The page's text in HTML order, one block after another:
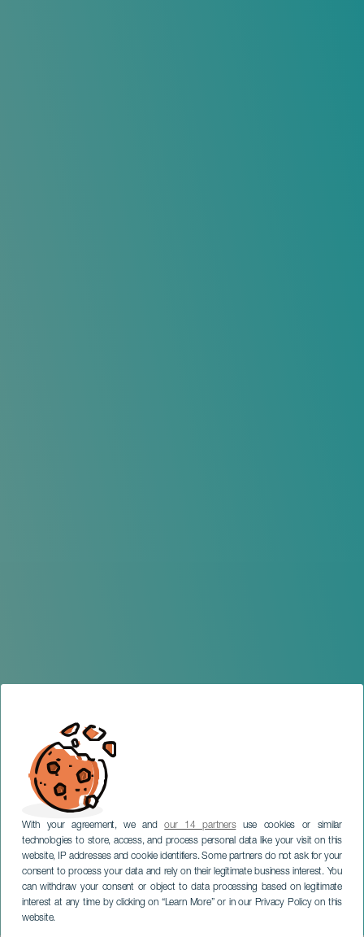
With your agreement, we andour 14 partnersuse cookies or similar
technologies to store, access, and process personal data like your visit on this
website, IP addresses and cookie identifiers. Some partners do not ask for your
consent to process your data and rely on their legitimate business interest. You
can withdraw your consent or object to data processing based on legitimate
interest at any time by clicking on “Learn More” or in our Privacy Policy on this
website.
Mónica Benito en
concierto
TENERIFE